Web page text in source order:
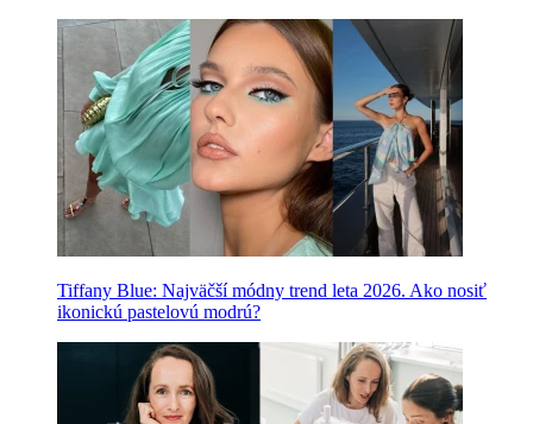
Tiffany Blue: Najväčší módny trend leta 2026. Ako nosiť
ikonickú pastelovú modrú?